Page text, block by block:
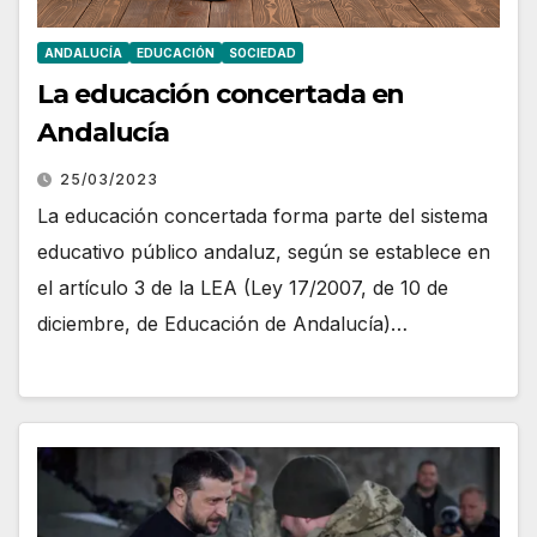
ANDALUCÍA EDUCACIÓN SOCIEDAD
La educación concertada en
Andalucía
25/03/2023
La educación concertada forma parte del sistema
educativo público andaluz, según se establece en
el artículo 3 de la LEA (Ley 17/2007, de 10 de
diciembre, de Educación de Andalucía)…